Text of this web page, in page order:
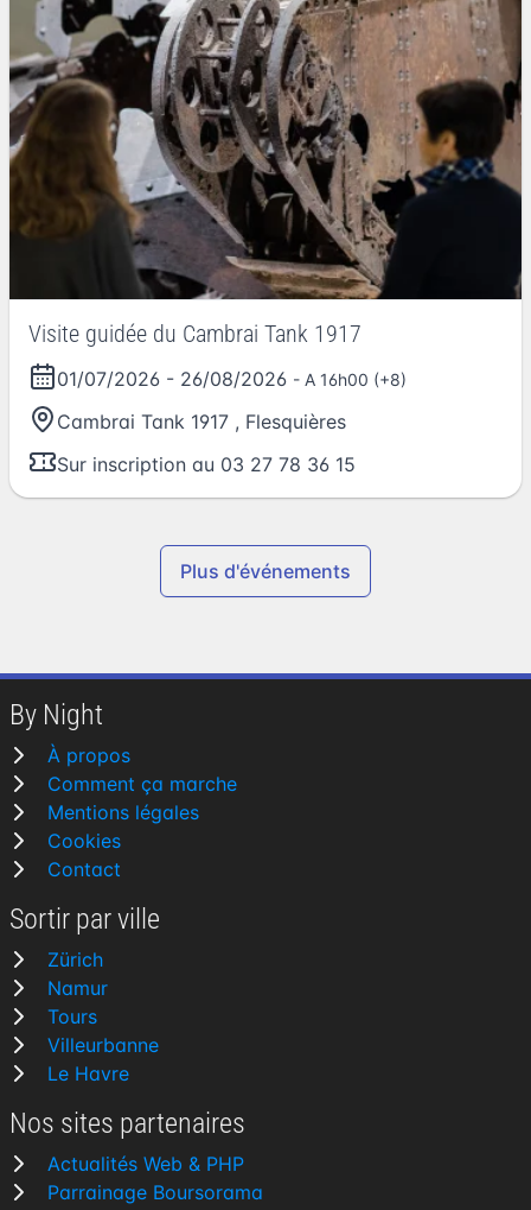
Visite guidée du Cambrai Tank 1917
01/07/2026 - 26/08/2026 - A 16h00 (+8)
Cambrai Tank 1917 , Flesquières
Sur inscription au 03 27 78 36 15
Plus d'événements
By Night
À propos
Comment ça marche
Mentions légales
Cookies
Contact
Sortir par ville
Zürich
Namur
Tours
Villeurbanne
Le Havre
Nos sites partenaires
Actualités Web & PHP
Parrainage Boursorama